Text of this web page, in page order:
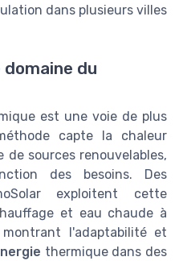
dans plusieurs villes
domaine du
est une voie de plus
capte la chaleur
sources renouvelables,
des besoins. Des
exploitent cette
et eau chaude à
l'adaptabilité et
thermique dans des